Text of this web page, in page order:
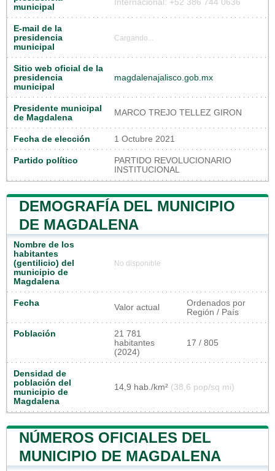
municipal
Internacional: +52 386 744 0636
E-mail de la
presidencia
municipal
Cargando...
Sitio web oficial de la
presidencia
municipal
magdalenajalisco.gob.mx
Presidente municipal
de Magdalena
MARCO TREJO TELLEZ GIRON
Fecha de elección 1 Octubre 2021
Partido político
PARTIDO REVOLUCIONARIO
INSTITUCIONAL
DEMOGRAFÍA DEL MUNICIPIO
DE MAGDALENA
Nombre de los
habitantes
(gentilicio) del
municipio de
Magdalena
No disponible
Fecha Valor actual
Ordenados por
Región / País
Población
21 781
habitantes
(2024)
17 / 805
Densidad de
población del
municipio de
Magdalena
14,9 hab./km² (38,6 pop/sq mi)
NÚMEROS OFICIALES DEL
MUNICIPIO DE MAGDALENA